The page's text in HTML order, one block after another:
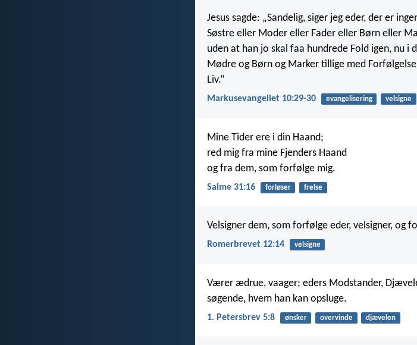
Jesus sagde: „Sandelig, siger jeg eder, der er
Søstre eller Moder eller Fader eller Børn eller
uden at han jo skal faa hundrede Fold igen, nu i
Mødre og Børn og Marker tillige med
Liv.“
Markusevangeliet 10:29-30 evangelisering velsigne
Mine Tider ere i din Haand;
red mig fra mine Fjenders Haand
og fra dem, som forfølge mig.
Salme 31:16 forløser frelse
Velsigner dem, som forfølge eder, velsigner, og
Romerbrevet 12:14 velsigne
Værer ædrue, vaager; eders Modstander,
søgende, hvem han kan opsluge.
1. Petersbrev 5:8 ønsker overvinde djævelen